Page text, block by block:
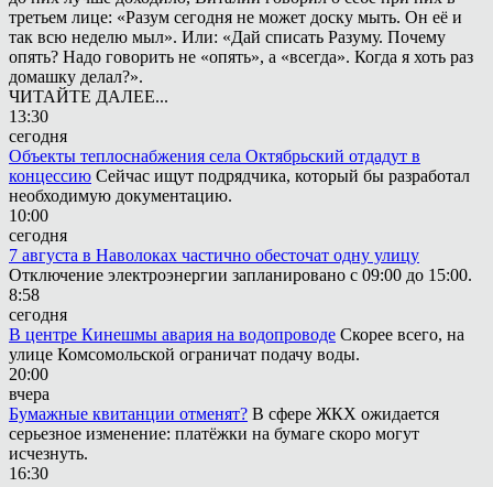
третьем лице: «Разум сегодня не может доску мыть. Он её и
так всю неделю мыл». Или: «Дай списать Разуму. Почему
опять? Надо говорить не «опять», а «всегда». Когда я хоть раз
домашку делал?».
ЧИТАЙТЕ ДАЛЕЕ...
13:30
сегодня
Объекты теплоснабжения села Октябрьский отдадут в
концессию Сейчас ищут подрядчика, который бы разработал
необходимую документацию.
10:00
сегодня
7 августа в Наволоках частично обесточат одну улицу
Отключение электроэнергии запланировано с 09:00 до 15:00.
8:58
сегодня
В центре Кинешмы авария на водопроводе Скорее всего, на
улице Комсомольской ограничат подачу воды.
20:00
вчера
Бумажные квитанции отменят? В сфере ЖКХ ожидается
серьезное изменение: платёжки на бумаге скоро могут
исчезнуть.
16:30